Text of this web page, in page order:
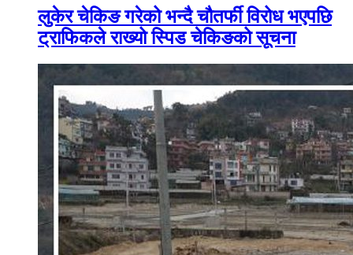
लुकेर चेकिङ गरेको भन्दै चौतर्फी विरोध भएपछि
ट्राफिकले राख्यो स्पिड चेकिङको सूचना